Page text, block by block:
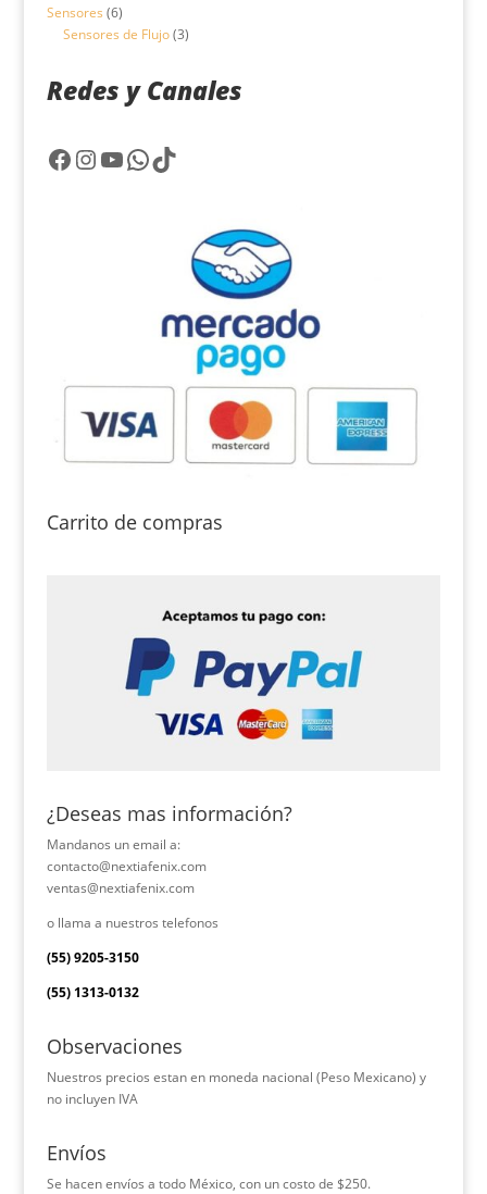
Sensores 66
productos
Sensores de Flujo 33
Redes y Canales
Facebook
Instagram
YouTube
WhatsApp
TikTok
Carrito de compras
¿Deseas mas información?
Mandanos un email a:
contacto@nextiafenix.com
ventas@nextiafenix.com
o llama a nuestros telefonos
(55) 9205-3150
(55) 1313-0132
Observaciones
Nuestros precios estan en moneda nacional (Peso Mexicano) y
no incluyen IVA
Envíos
Se hacen envíos a todo México, con un costo de $250.